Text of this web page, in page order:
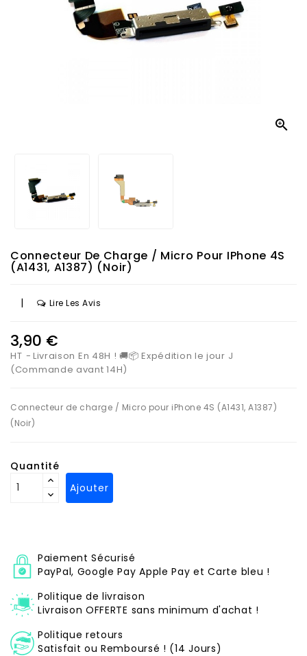

Connecteur De Charge / Micro Pour IPhone 4S
(A1431, A1387) (Noir)
| Lire Les Avis
3,90 €
HT
Livraison En 48H ! 🚚📦 Expédition le jour J
(Commande avant 14H)
Connecteur de charge / Micro pour iPhone 4S (A1431, A1387)
(Noir)
Quantité
Ajouter
Paiement Sécurisé
PayPal, Google Pay Apple Pay et Carte bleu !
Politique de livraison
Livraison OFFERTE sans minimum d'achat !
Politique retours
Satisfait ou Remboursé ! (14 Jours)